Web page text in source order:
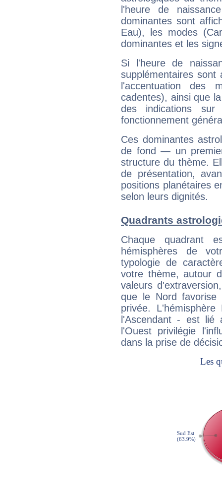
l'heure de
dominantes sont
Eau), les modes
dominantes et les
Si l'heure de
supplémentaires sont
l'accentuation des
cadentes), ainsi que
des indications sur
fonctionnement
Ces dominantes
de fond — un
structure du thème.
de présentation,
positions planétaires
selon leurs dignités.
Quadrants
Chaque quadrant
hémisphères de
typologie de
votre thème, autour
valeurs
que le Nord favorise
privée.
l'Ascendant - est
l'Ouest privilégie
dans la prise de